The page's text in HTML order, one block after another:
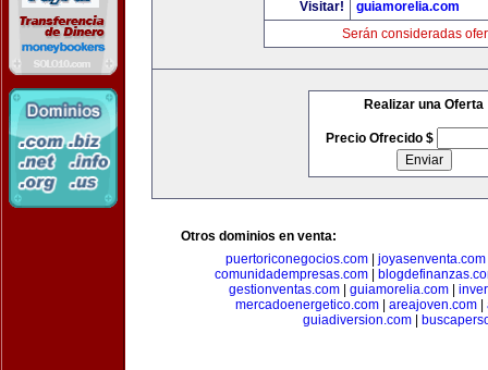
Visitar!
guiamorelia.com
Serán consideradas
Realizar una Oferta
Precio Ofrecido $
Otros dominios en venta:
puertoriconegocios.com
joyasenventa.com
comunidadempresas.com|
gestionventas.com| guiamorelia.com|
mercadoenergetico.com| areajoven.com|
guiadiversion.com